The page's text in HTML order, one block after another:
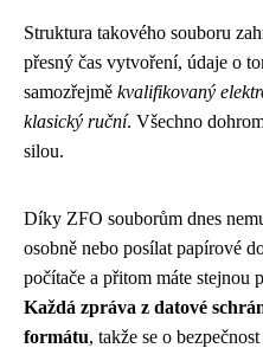
Struktura takového souboru
přesný čas vytvoření, údaje o
samozřejmě kvalifikovaný
klasický ruční. Všechno
silou.
Díky ZFO souborům dnes
osobně nebo posílat papírové
počítače a přitom máte stejnou
Každá zpráva z datové
formátu, takže se o